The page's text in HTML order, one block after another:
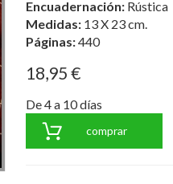
Encuadernación: Rústica
Medidas: 13 X 23 cm.
Páginas:440
18,95 €
De 4 a 10 días
comprar